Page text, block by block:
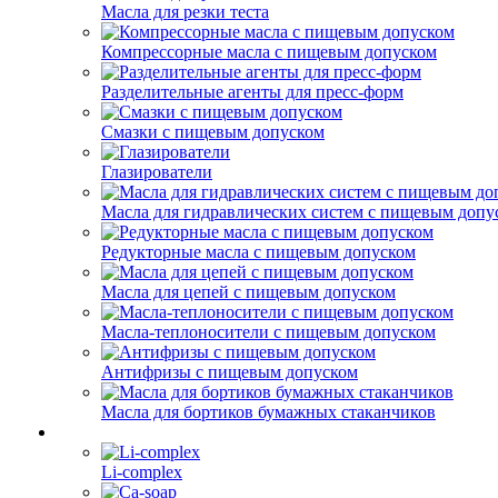
Масла для резки теста
Компрессорные масла с пищевым допуском
Разделительные агенты для пресс-форм
Смазки с пищевым допуском
Глазирователи
Масла для гидравлических систем с пищевым
Редукторные масла с пищевым допуском
Масла для цепей с пищевым допуском
Масла-теплоносители с пищевым допуском
Антифризы с пищевым допуском
Масла для бортиков бумажных стаканчиков
Li-complex